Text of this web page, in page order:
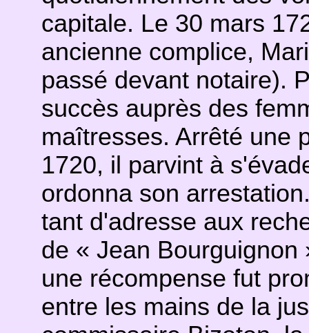
capitale. Le 30 mars
ancienne complice,
passé devant notaire).
succès auprès des
maîtresses. Arrêté une
1720, il parvint à
ordonna son
tant d'adresse aux
de « Jean
une récompense fut
entre les mains de la